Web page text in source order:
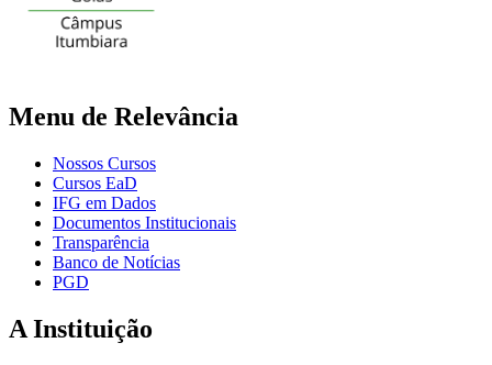
Menu de Relevância
Nossos Cursos
Cursos EaD
IFG em Dados
Documentos Institucionais
Transparência
Banco de Notícias
PGD
A Instituição